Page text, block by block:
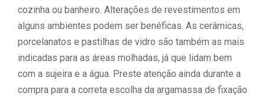
cozinha ou banheiro. Alterações de revestimentos em
alguns ambientes podem ser benéficas. As cerâmicas,
porcelanatos e pastilhas de vidro são também as mais
indicadas para as áreas molhadas, já que lidam bem
com a sujeira e a água. Preste atenção ainda durante a
compra para a correta escolha da argamassa de fixação